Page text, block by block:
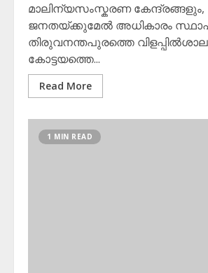
മാലിന്യസംസ്കരണ കേന്ദ്രങ്ങളും,
ജനതയ്ക്കുമേല്‍ അധികാരം
തിരുവനന്തപുരത്തെ
കോട്ടയത്തെ...
Read More
1 MIN READ